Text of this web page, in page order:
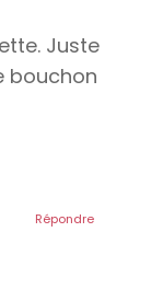
Juste
bouchon
Répondre